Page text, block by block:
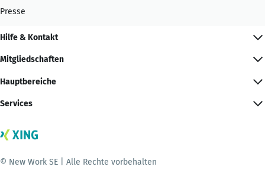
Presse
Hilfe & Kontakt
Mitgliedschaften
Hauptbereiche
Services
© New Work SE | Alle Rechte vorbehalten